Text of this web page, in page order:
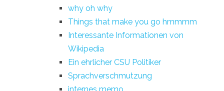
why oh why
Things that make you go hmmmm
Interessante Informationen von
Wikipedia
Ein ehrlicher CSU Politiker
Sprachverschmutzung
internes memo